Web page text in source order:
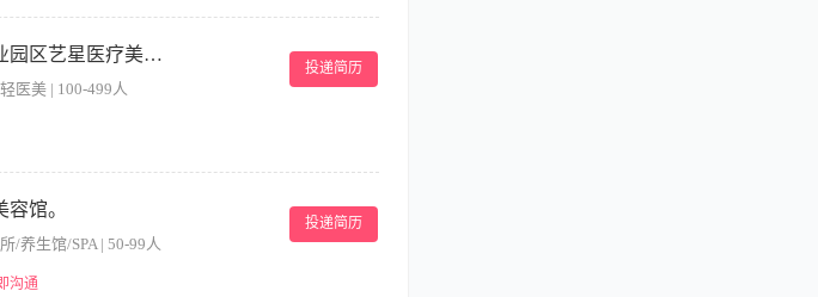
4、熟悉美团和抖音各大流量入口及官方活动报名入口及
分析结果，实时调整店铺的经营方略，研究和处理用户
推广经验，熟悉线上的运营环境、线上推广的相关规则；
源； 5、会平面设计，视频剪辑； 7、具备良好的沟通能
苏州工业园区艺星医疗美容门诊部有限公司
医美 | 100-499人
投递简历
周期管理体系，做好客户维护、回访与跟进工作。 4.针
与转化，及时梳理运营问题并优化调整。 6.统计分析科
验，熟悉医美皮肤科、外科项目及运营模式。 2.精通科室
升复购率、转介绍率。 4.数据敏感度强，沟通协调能力
馆。
/养生馆/SPA | 50-99人
投递简历
沟通